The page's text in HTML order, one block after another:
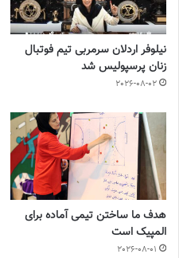
نیلوفر اردلان سرمربی تیم فوتبال
زنان پرسپولیس شد
2026-08-02
هدف ما ساختن تیمی آماده برای
المپیک است
2026-08-01